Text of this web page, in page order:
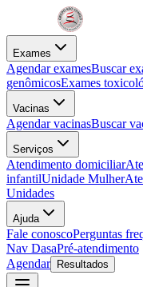
Exames
Agendar examesBuscar
genômicosExames
Vacinas
Agendar vacinasBuscar
Serviços
Atendimento domiciliar
infantilUnidade Mulher
Unidades
Ajuda
Fale conoscoPerguntas
Nav DasaPré-atendimento
Agendar
Resultados